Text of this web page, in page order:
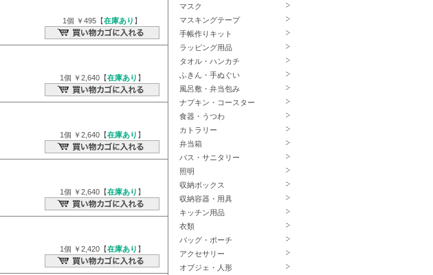
1個 ￥495【在庫あり 】
1個 ￥2,640【在庫あり 】
1個 ￥2,640【在庫あり 】
1個 ￥2,640【在庫あり 】
1個 ￥2,420【在庫あり 】
マスク
マスキングテープ
手帳作りキット
ラッピング用品
タオル・ハンカチ
ふきん・手ぬぐい
風呂敷・弁当包み
ナプキン・コースター
食器・うつわ
カトラリー
弁当箱
バス・サニタリー
照明
収納ボックス
収納容器・用具
キッチン用品
衣類
バッグ・ポーチ
アクセサリー
オブジェ・人形